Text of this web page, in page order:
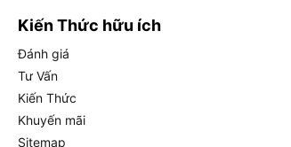
Kiến Thức hữu ích
Đánh giá
Tư Vấn
Kiến Thức
Khuyến mãi
Sitemap